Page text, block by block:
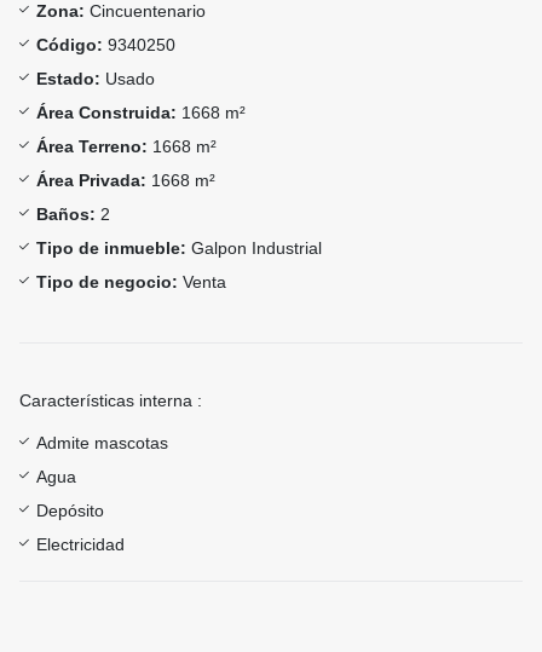
Zona: Cincuentenario
Código: 9340250
Estado: Usado
Área Construida: 1668 m²
Área Terreno: 1668 m²
Área Privada: 1668 m²
Baños: 2
Tipo de inmueble: Galpon Industrial
Tipo de negocio: Venta
Características interna :
Admite mascotas
Agua
Depósito
Electricidad